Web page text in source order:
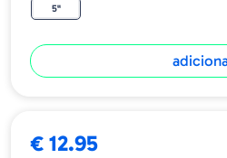
5"
€ 12.95